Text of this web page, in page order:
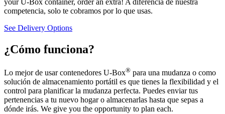
yourU-Box container, order an extra! A diferencia de nuestra
competencia, solo te cobramos por lo que usas.
See Delivery Options
¿Cómo funciona?
Lo mejor de usar contenedores U-Box® para una mudanza o como
solución de almacenamiento portátil es que tienes la flexibilidad y el
control para planificar la mudanza perfecta. Puedes enviar tus
pertenencias a tu nuevo hogar o almacenarlas hasta que sepas a
dónde irás. We give you the opportunity to plan each.